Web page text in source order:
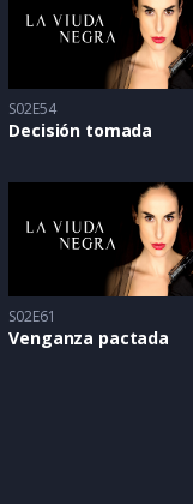
S02E54
Decisión tomada
S02E61
Venganza pactada